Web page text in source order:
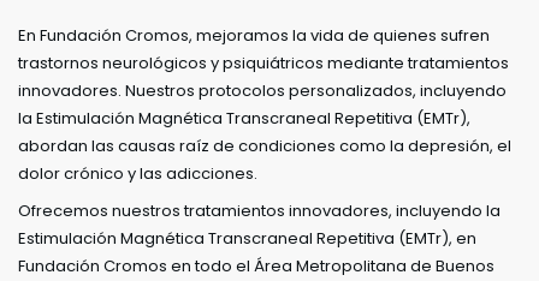
En Fundación Cromos, mejoramos la vida de quienes sufren
trastornos neurológicos y psiquiátricos mediante tratamientos
innovadores. Nuestros protocolos personalizados, incluyendo
la Estimulación Magnética Transcraneal Repetitiva (EMTr),
abordan las causas raíz de condiciones como la depresión, el
dolor crónico y las adicciones.
Ofrecemos nuestros tratamientos innovadores, incluyendo la
Estimulación Magnética Transcraneal Repetitiva (EMTr), en
Fundación Cromos en todo el Área Metropolitana de Buenos